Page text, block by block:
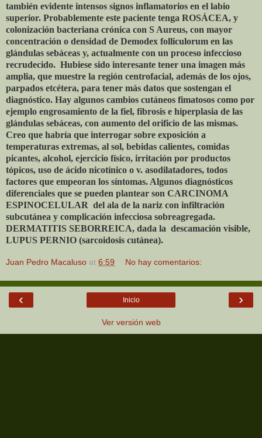
también evidente intensos signos inflamatorios en el labio
superior. Probablemente este paciente tenga ROSÁCEA, y
colonización bacteriana crónica con S Aureus, con mayor
concentración o densidad de Demodex folliculorum en las
glándulas sebáceas y, actualmente con un proceso infeccioso
recrudecido. Hubiese sido interesante tener una imagen más
amplia, que muestre la región centrofacial, además de los ojos,
parpados etcétera, para tener más datos que sostengan el
diagnóstico. Hay algunos cambios cutáneos fimatosos como por
ejemplo engrosamiento de la fiel, fibrosis e hiperplasia de las
glándulas sebáceas, con aumento del orificio de las mismas.
Creo que habría que interrogar sobre exposición a
temperaturas extremas, al sol, bebidas calientes, comidas
picantes, alcohol, ejercicio físico, irritación por productos
tópicos, uso de ácido nicotínico o v. asodilatadores, todos
factores que empeoran los síntomas. Algunos diagnósticos
diferenciales que se pueden plantear son CARCINOMA
ESPINOCELULAR del ala de la nariz con infiltración
subcutánea y complicación infecciosa sobreagregada.
DERMATITIS SEBORREICA, dada la descamación visible,
LUPUS PERNIO (sarcoidosis cutánea).
Juan Pedro Macaluso at 6:59 No hay comentarios:
‹ ›
Inicio
Ver versión web